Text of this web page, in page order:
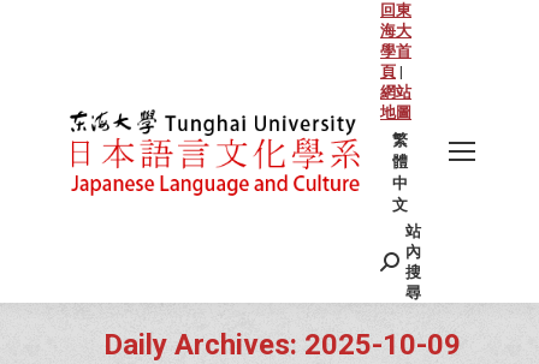
回東
海大
學首
頁 |
網站
地圖
繁
體
中
文
Search:
站
內
搜
尋
Daily Archives: 2025-10-09